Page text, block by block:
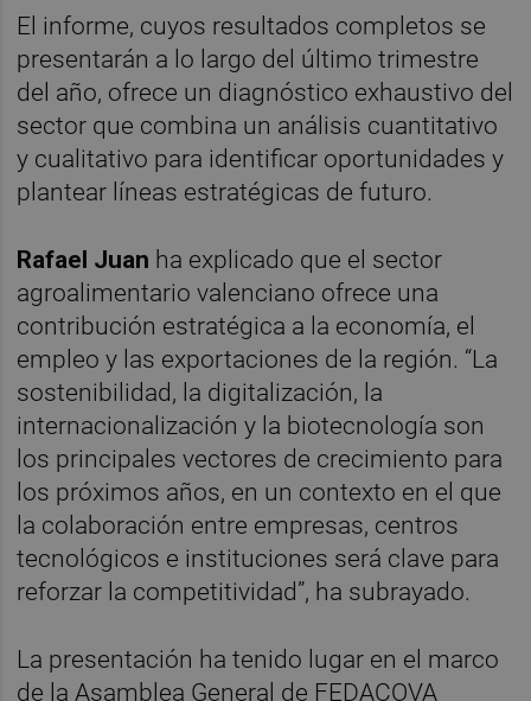
El informe, cuyos resultados completos se
presentarán a lo largo del último trimestre
del año, ofrece un diagnóstico exhaustivo del
sector que combina un análisis cuantitativo
y cualitativo para identificar oportunidades y
plantear líneas estratégicas de futuro.
Rafael Juan ha explicado que el sector
agroalimentario valenciano ofrece una
contribución estratégica a la economía, el
empleo y las exportaciones de la región. “La
sostenibilidad, la digitalización, la
internacionalización y la biotecnología son
los principales vectores de crecimiento para
los próximos años, en un contexto en el que
la colaboración entre empresas, centros
tecnológicos e instituciones será clave para
reforzar la competitividad”, ha subrayado.
La presentación ha tenido lugar en el marco
de la Asamblea General de FEDACOVA